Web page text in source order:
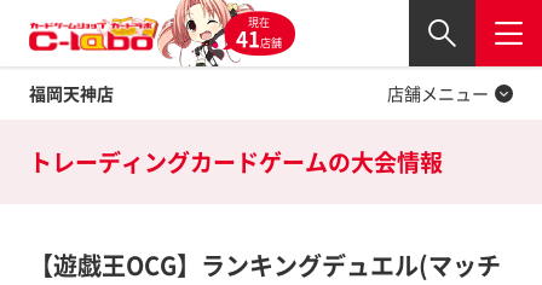
現在
41店舗
福岡天神店
閉じる
店舗メニュー
Twitter
トレーディングカードゲームの大会情報
【遊戯王OCG】ランキングデュエル(マッチ